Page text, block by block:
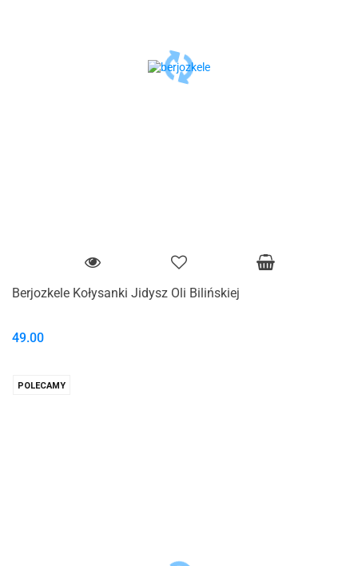
Berjozkele Kołysanki Jidysz Oli Bilińskiej
49.00
POLECAMY